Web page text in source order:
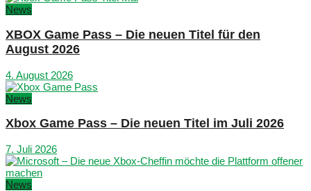
News
XBOX Game Pass – Die neuen Titel für den
August 2026
4. August 2026
News
Xbox Game Pass – Die neuen Titel im Juli 2026
7. Juli 2026
News